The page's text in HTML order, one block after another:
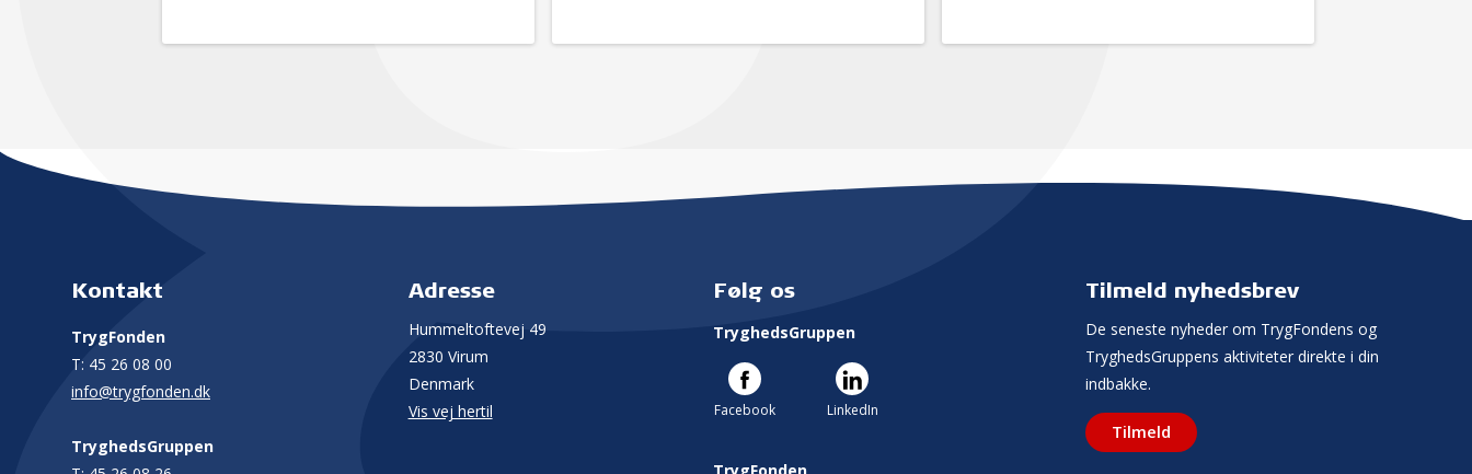
Tilmeld nyhedsbrev
De seneste nyheder om TrygFondens og
TryghedsGruppens aktiviteter direkte i din
indbakke.
Tilmeld
Kontakt
TrygFonden
T: 45 26 08 00
info@trygfonden.dk
TryghedsGruppen
Adresse
Hummeltoftevej 49
2830 Virum
Denmark
Vis vej hertil
Følg os
TryghedsGruppen
Facebook LinkedIn